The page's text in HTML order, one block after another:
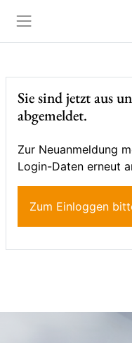
Sie sind jetzt aus
abgemeldet.
Zur Neuanmeldung
Login-Daten erneut
Zum Einloggen